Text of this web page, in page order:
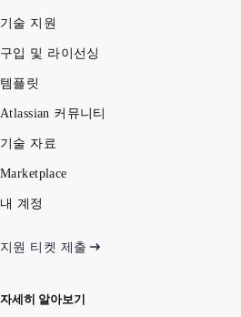
기술 지원
구입 및 라이선싱
템플릿
Atlassian 커뮤니티
기술 자료
Marketplace
내 계정
지원 티켓 제출
자세히 알아보기